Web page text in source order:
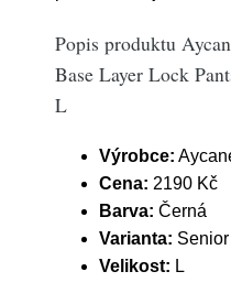
Popis produktu
Base Layer Lock
L
Výrobce:
Cena: 2190 Kč
Barva: Černá
Varianta: Senior
Velikost: L